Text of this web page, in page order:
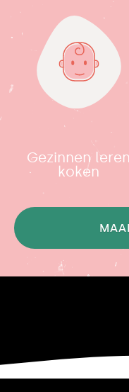
Gezinnen leren
koken